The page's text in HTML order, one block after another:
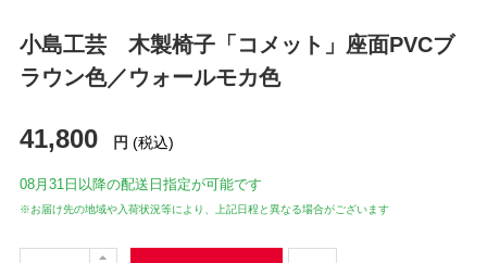
小島工芸 木製椅子「コメット」座面PVCブ
ラウン色／ウォールモカ色
41,800 円 (税込)
08月31日 以降の配送日指定が可能です
※お届け先の地域や入荷状況等により、上記日程と異なる場合がございます